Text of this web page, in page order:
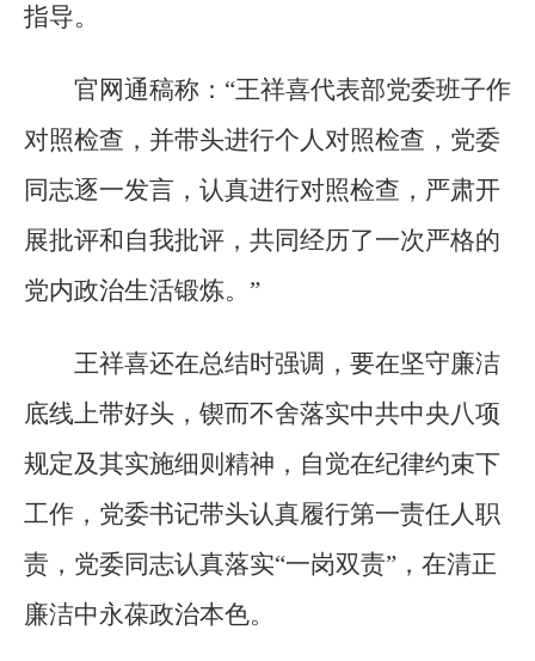
指导。
官网通稿称：“王祥喜代表部党委班子作
对照检查，并带头进行个人对照检查，党委
同志逐一发言，认真进行对照检查，严肃开
展批评和自我批评，共同经历了一次严格的
党内政治生活锻炼。”
王祥喜还在总结时强调，要在坚守廉洁
底线上带好头，锲而不舍落实中共中央八项
规定及其实施细则精神，自觉在纪律约束下
工作，党委书记带头认真履行第一责任人职
责，党委同志认真落实“一岗双责”，在清正
廉洁中永葆政治本色。